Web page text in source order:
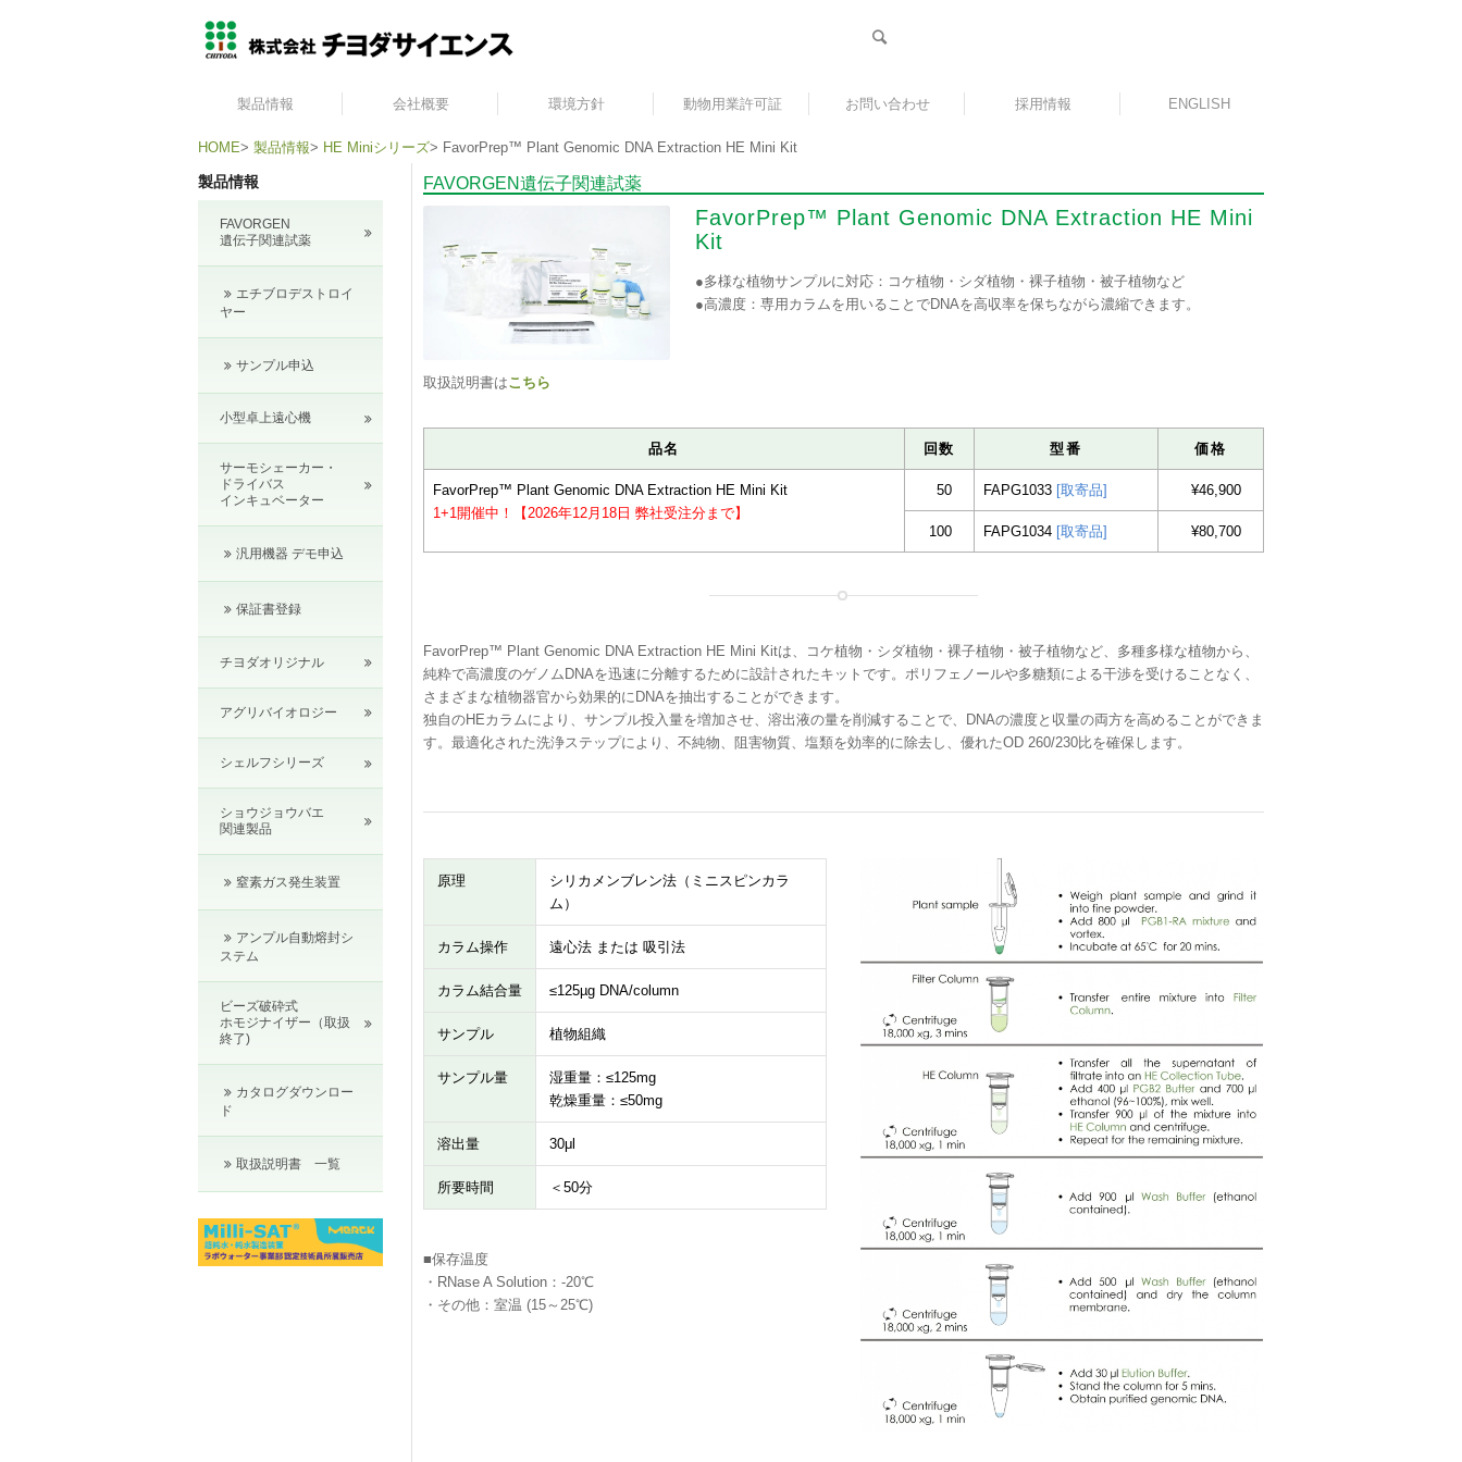
製品情報 会社概要 環境方針 動物用業許可証 お問い合わせ 採用情報 ENGLISH
HOME> 製品情報> HE Miniシリーズ> FavorPrep™ Plant Genomic DNA Extraction HE Mini Kit
FAVORGEN遺伝子関連試薬
取扱説明書はこちら
FavorPrep™ Plant Genomic DNA Extraction HE Mini
Kit
●多様な植物サンプルに対応：コケ植物・シダ植物・裸子植物・被子植物など
●高濃度：専用カラムを用いることでDNAを高収率を保ちながら濃縮できます。
品名 回数 型番 価格
FavorPrep™ Plant Genomic DNA Extraction HE Mini Kit
1+1開催中！【2026年12月18日 弊社受注分まで】
50 FAPG1033[取寄品] ¥46,900
100 FAPG1034[取寄品] ¥80,700
FavorPrep™ Plant Genomic DNA Extraction HE Mini Kitは、コケ植物・シダ植物・裸子植物・被子植物など、多種多様な植物から、
純粋で高濃度のゲノムDNAを迅速に分離するために設計されたキットです。ポリフェノールや多糖類による干渉を受けることなく、
さまざまな植物器官から効果的にDNAを抽出することができます。
独自のHEカラムにより、サンプル投入量を増加させ、溶出液の量を削減することで、DNAの濃度と収量の両方を高めることができま
す。最適化された洗浄ステップにより、不純物、阻害物質、塩類を効率的に除去し、優れたOD 260/230比を確保します。
原理
シリカメンブレン法（ミニスピンカラ
ム）
カラム操作 遠心法 または 吸引法
カラム結合量 ≤125µg DNA/column
サンプル 植物組織
サンプル量
湿重量：≤125mg
乾燥重量：≤50mg
溶出量 30μl
所要時間 ＜50分
■保存温度
・RNase A Solution：-20℃
・その他：室温 (15～25℃)
製品情報
FAVORGEN
遺伝子関連試薬
エチブロデストロイ
ヤー
サンプル申込
小型卓上遠心機
サーモシェーカー・
ドライバス
インキュベーター
汎用機器 デモ申込
保証書登録
チヨダオリジナル
アグリバイオロジー
シェルフシリーズ
ショウジョウバエ
関連製品
窒素ガス発生装置
アンプル自動熔封シ
ステム
ビーズ破砕式
ホモジナイザー（取扱
終了)
カタログダウンロー
ド
取扱説明書 一覧